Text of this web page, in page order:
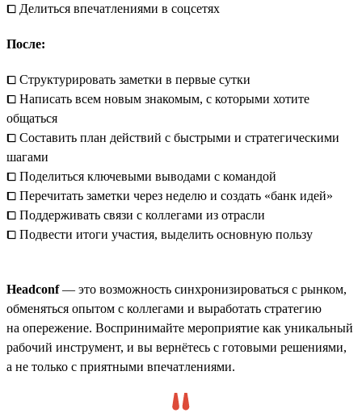
⧠ Делиться впечатлениями в соцсетях
После:
⧠ Структурировать заметки в первые сутки
⧠ Написать всем новым знакомым, с которыми хотите
общаться
⧠ Составить план действий с быстрыми и стратегическими
шагами
⧠ Поделиться ключевыми выводами с командой
⧠ Перечитать заметки через неделю и создать «банк идей»
⧠ Поддерживать связи с коллегами из отрасли
⧠ Подвести итоги участия, выделить основную пользу
Headсonf— это возможность синхронизироваться с рынком,
обменяться опытом с коллегами и выработать стратегию
на опережение. Воспринимайте мероприятие как уникальный
рабочий инструмент, и вы вернётесь с готовыми решениями,
а не только с приятными впечатлениями.